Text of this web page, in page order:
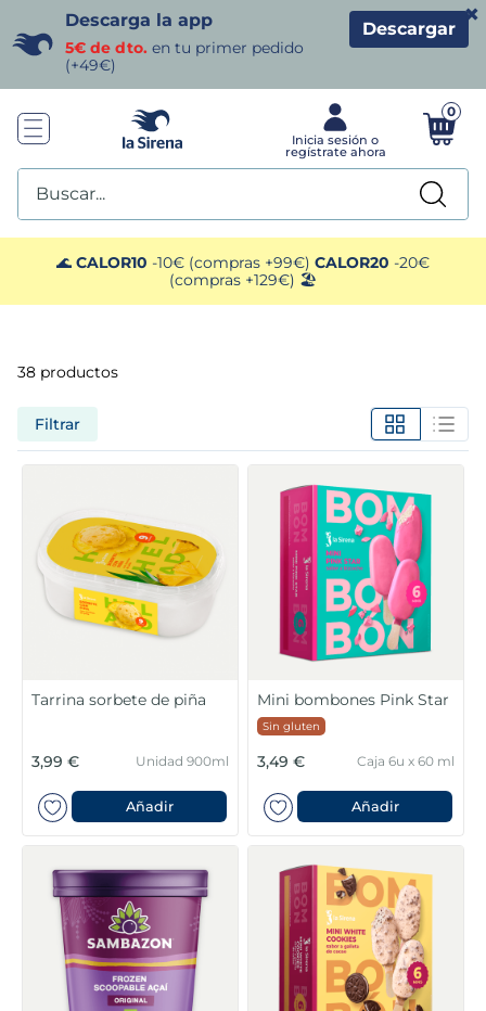
Descarga la app
5€ de dto. en tu primer pedido
(+49€)
Descargar
×
0
Buscar...
🌊 CALOR10 -10€ (compras +99€) CALOR20 -20€
(compras +129€) 🏖️
38 productos
Filtrar
Tarrina sorbete de piña
3,99 € Unidad 900ml
Añadir
Mini bombones Pink Star
Sin gluten
3,49 € Caja 6u x 60 ml
Añadir
TÉRMINOS MÁS BUSCADOS
1. helados sirena
2. gambas
patatas
verduras
croquetas
canelones
pollo